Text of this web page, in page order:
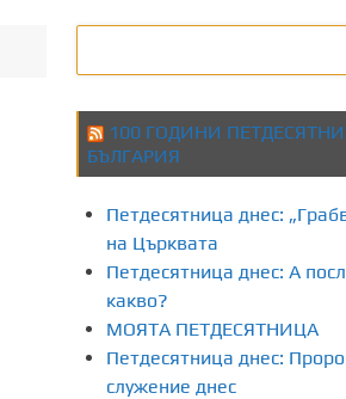
100 ГОДИНИ
БЪЛГАРИЯ
Петдесятница днес:
на Църквата
Петдесятница днес: А
какво?
МОЯТА ПЕТДЕСЯТНИЦА
Петдесятница днес:
служение днес